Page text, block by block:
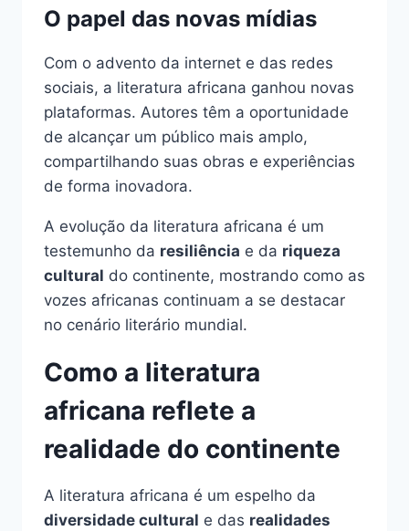
O papel das novas mídias
Com o advento da internet e das redes
sociais, a literatura africana ganhou novas
plataformas. Autores têm a oportunidade
de alcançar um público mais amplo,
compartilhando suas obras e experiências
de forma inovadora.
A evolução da literatura africana é um
testemunho da resiliência e da riqueza
cultural do continente, mostrando como as
vozes africanas continuam a se destacar
no cenário literário mundial.
Como a literatura
africana reflete a
realidade do continente
A literatura africana é um espelho da
diversidade cultural e das realidades